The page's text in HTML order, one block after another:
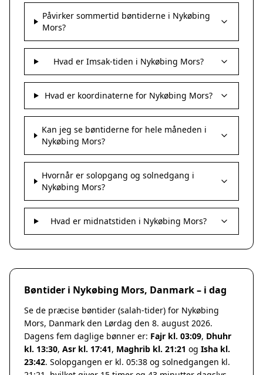
Påvirker sommertid bøntiderne i Nykøbing
Mors?
Hvad er Imsak-tiden i Nykøbing Mors?
Hvad er koordinaterne for Nykøbing Mors?
Kan jeg se bøntiderne for hele måneden i
Nykøbing Mors?
Hvornår er solopgang og solnedgang i
Nykøbing Mors?
Hvad er midnatstiden i Nykøbing Mors?
Bøntider i Nykøbing Mors, Danmark – i dag
Se de præcise bøntider (salah-tider) for Nykøbing
Mors, Danmark den Lørdag den 8. august 2026.
Dagens fem daglige bønner er: Fajr kl. 03:09, Dhuhr
kl. 13:30, Asr kl. 17:41, Maghrib kl. 21:21 og Isha kl.
23:42. Solopgangen er kl. 05:38 og solnedgangen kl.